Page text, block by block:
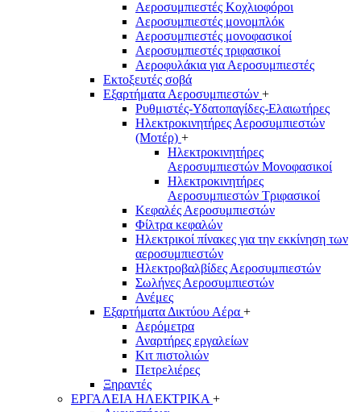
Αεροσυμπιεστές Κοχλιοφόροι
Αεροσυμπιεστές μονομπλόκ
Αεροσυμπιεστές μονοφασικοί
Αεροσυμπιεστές τριφασικοί
Αεροφυλάκια για Αεροσυμπιεστές
Εκτοξευτές σοβά
Εξαρτήματα Αεροσυμπιεστών +
Ρυθμιστές-Υδατοπαγίδες-Ελαιωτήρες
Ηλεκτροκινητήρες Αεροσυμπιεστών
(Μοτέρ) +
Ηλεκτροκινητήρες
Αεροσυμπιεστών Μονοφασικοί
Ηλεκτροκινητήρες
Αεροσυμπιεστών Τριφασικοί
Κεφαλές Αεροσυμπιεστών
Φίλτρα κεφαλών
Ηλεκτρικοί πίνακες για την εκκίνηση των
αεροσυμπιεστών
Ηλεκτροβαλβίδες Αεροσυμπιεστών
Σωλήνες Αεροσυμπιεστών
Ανέμες
Εξαρτήματα Δικτύου Αέρα +
Αερόμετρα
Αναρτήρες εργαλείων
Κιτ πιστολιών
Πετρελιέρες
Ξηραντές
ΕΡΓΑΛΕΙΑ ΗΛΕΚΤΡΙΚΑ +